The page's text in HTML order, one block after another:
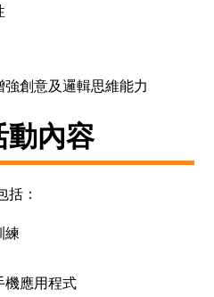
創意及邏輯思維能力
動內容
：
練
機應用程式